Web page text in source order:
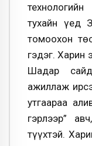
тухайн үед
томоохон
гэдэг. Харин
Шадар
ажиллаж
утгаараа
гэрлээр”
түүхтэй.